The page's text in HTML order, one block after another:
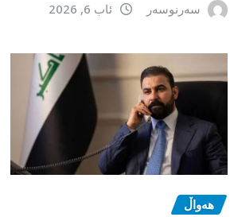
سەرنوسەر ئاب 6, 2026
هەواڵ